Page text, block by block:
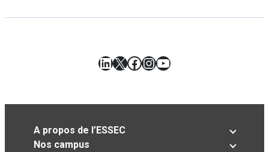
LinkedIn
X Facebook
Instagram
YouTube
A propos de l’ESSEC
Nos campus